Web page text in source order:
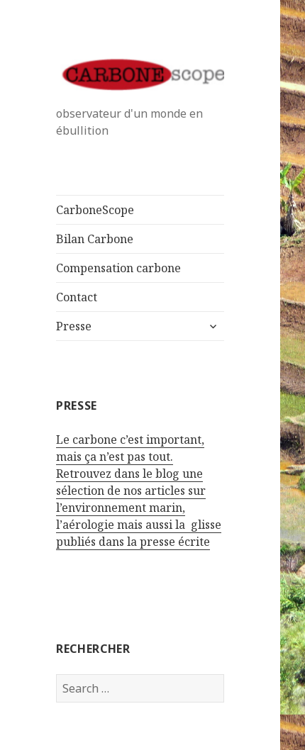
observateur d'un monde en
ébullition
CarboneScope
Bilan Carbone
Compensation carbone
Contact
Presse
expand
PRESSE
Le carbone c’est important,
mais ça n’est pas tout.
Retrouvez dans le blog une
sélection de nos articles sur
l’environnement marin,
l’aérologie mais aussi la glisse
publiés dans la presse écrite
RECHERCHER
Search
for: